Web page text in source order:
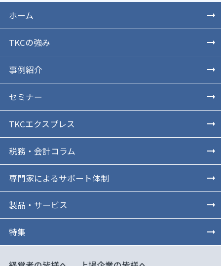
ホーム
TKCの強み
事例紹介
セミナー
TKCエクスプレス
税務・会計コラム
専門家によるサポート体制
製品・サービス
特集